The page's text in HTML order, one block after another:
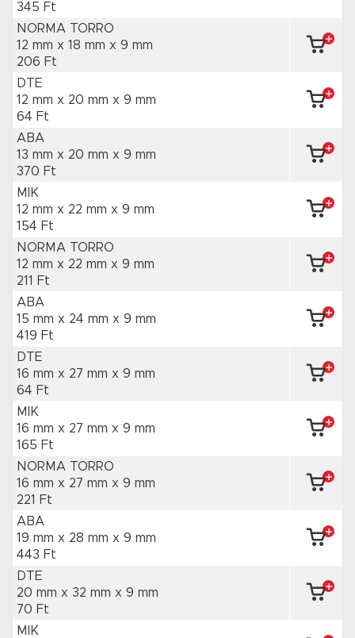
345 Ft
NORMA TORRO
12 mm x 18 mm x 9 mm
206 Ft
DTE
12 mm x 20 mm x 9 mm
64 Ft
ABA
13 mm x 20 mm x 9 mm
370 Ft
MIK
12 mm x 22 mm x 9 mm
154 Ft
NORMA TORRO
12 mm x 22 mm x 9 mm
211 Ft
ABA
15 mm x 24 mm x 9 mm
419 Ft
DTE
16 mm x 27 mm x 9 mm
64 Ft
MIK
16 mm x 27 mm x 9 mm
165 Ft
NORMA TORRO
16 mm x 27 mm x 9 mm
221 Ft
ABA
19 mm x 28 mm x 9 mm
443 Ft
DTE
20 mm x 32 mm x 9 mm
70 Ft
MIK